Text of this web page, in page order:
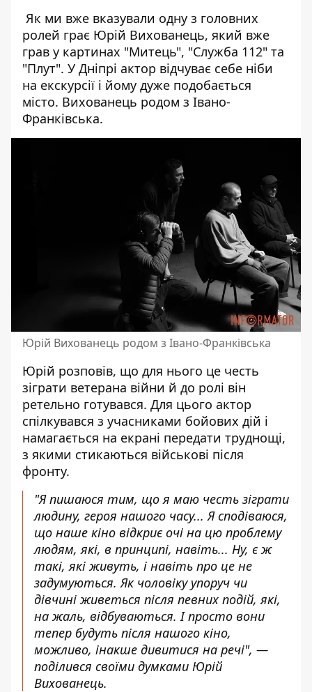
Як ми вже вказували одну з головних
ролей грає Юрій Вихованець, який вже
грав у картинах "Митець", "Служба 112" та
"Плут". У Дніпрі актор відчуває себе ніби
на екскурсії і йому дуже подобається
місто. Вихованець родом з Івано-
Франківська.
Юрій Вихованець родом з Івано-Франківська
Юрій розповів, що для нього це честь
зіграти ветерана війни й до ролі він
ретельно готувався. Для цього актор
спілкувався з учасниками бойових дій і
намагається на екрані передати труднощі,
з якими стикаються військові після
фронту.
"Я пишаюся тим, що я маю честь зіграти
людину, героя нашого часу... Я сподіваюся,
що наше кіно відкриє очі на цю проблему
людям, які, в принципі, навіть... Ну, є ж
такі, які живуть, і навіть про це не
задумуються. Як чоловіку упоруч чи
дівчині живеться після певних подій, які,
на жаль, відбуваються. І просто вони
тепер будуть після нашого кіно,
можливо, інакше дивитися на речі", —
поділився своїми думками Юрій
Вихованець.